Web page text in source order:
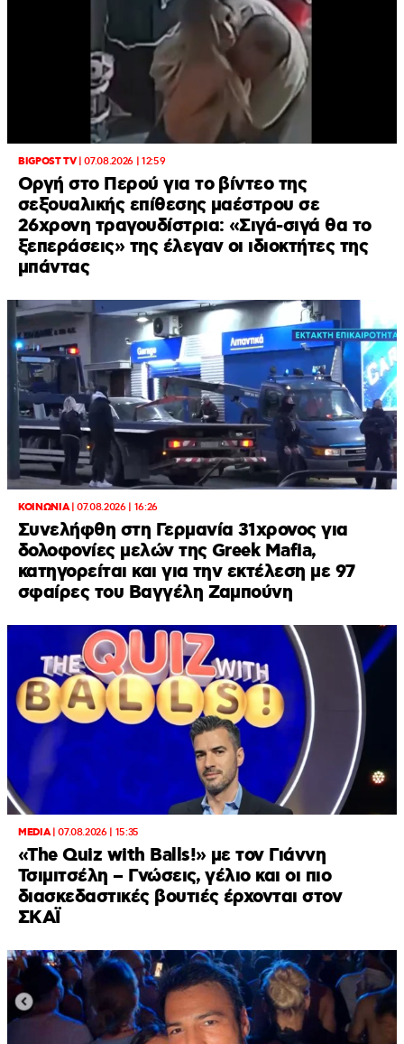
BIGPOST TV|07.08.2026 | 12:59
Οργή στο Περού για το βίντεο της
σεξουαλικής επίθεσης μαέστρου σε
26χρονη τραγουδίστρια: «Σιγά-σιγά θα το
ξεπεράσεις» της έλεγαν οι ιδιοκτήτες της
μπάντας
ΚΟΙΝΩΝΙΑ|07.08.2026 | 16:26
Συνελήφθη στη Γερμανία 31χρονος για
δολοφονίες μελών της Greek Mafia,
κατηγορείται και για την εκτέλεση με 97
σφαίρες του Βαγγέλη Ζαμπούνη
MEDIA|07.08.2026 | 15:35
«The Quiz with Balls!» με τον Γιάννη
Τσιμιτσέλη – Γνώσεις, γέλιο και οι πιο
διασκεδαστικές βουτιές έρχονται στον
ΣΚΑΪ